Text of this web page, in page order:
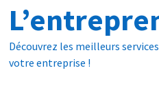
Découvrez les meilleurs
votre entreprise !